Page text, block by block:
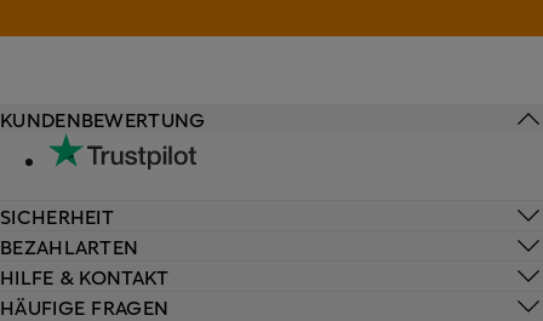
HILFE & KONTAKT
HÄUFIGE FRAGEN
KUNDENBEWERTUNG
SICHERHEIT
BEZAHLARTEN